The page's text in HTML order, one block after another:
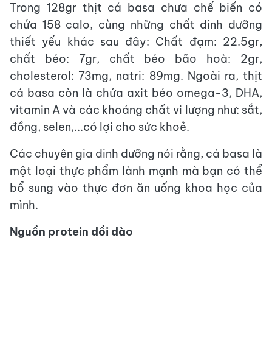
Trong 128gr thịt cá basa chưa chế biến có
chứa 158 calo, cùng những chất dinh dưỡng
thiết yếu khác sau đây: Chất đạm: 22.5gr,
chất béo: 7gr, chất béo bão hoà: 2gr,
cholesterol: 73mg, natri: 89mg. Ngoài ra, thịt
cá basa còn là chứa axit béo omega-3, DHA,
vitamin A và các khoáng chất vi lượng như: sắt,
đồng, selen,...có lợi cho sức khoẻ.
Các chuyên gia dinh dưỡng nói rằng, cá basa là
một loại thực phẩm lành mạnh mà bạn có thể
bổ sung vào thực đơn ăn uống khoa học của
mình.
Nguồn protein dồi dào